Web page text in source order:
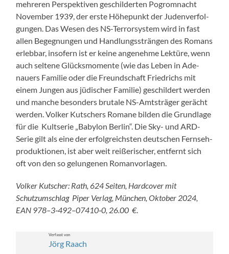
mehreren Per­spek­tiv­en geschilderten Pogrom­nacht
Novem­ber 1939, der erste Höhep­unkt der Juden­ver­fol­
gun­gen. Das Wesen des NS-Ter­rorsys­tem wird in fast
allen Begeg­nun­gen und Hand­lungssträn­gen des Romans
erleb­bar, insofern ist er keine angenehme Lek­türe, wenn
auch sel­tene Glücksmo­mente (wie das Leben in Ade­
nauers Fam­i­lie oder die Fre­und­schaft Friedrichs mit
einem Jun­gen aus jüdis­ch­er Fam­i­lie) geschildert wer­den
und manche beson­ders bru­tale NS-Amt­sträger gerächt
wer­den. Volk­er Kutsch­ers Romane bilden die Grund­lage
für die Kult­serie „Baby­lon Berlin“. Die Sky- und ARD-
Serie gilt als eine der erfol­gre­ich­sten deutschen Fernseh­
pro­duk­tio­nen, ist aber weit reißerisch­er, ent­fer­nt sich
oft von den so gelun­genen Roman­vor­la­gen.
Volk­er Kutsch­er: Rath, 624 Seit­en, Hard­cov­er mit
Schutzum­schlag Piper Ver­lag, München, Okto­ber 2024,
EAN 978–3‑492–07410‑0, 26.00 €.
Ver­fasst von
Jörg Raach